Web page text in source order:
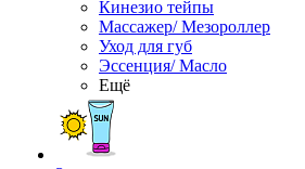
Кинезио тейпы
Массажер/ Мезороллер
Уход для губ
Эссенция/ Масло
Ещё